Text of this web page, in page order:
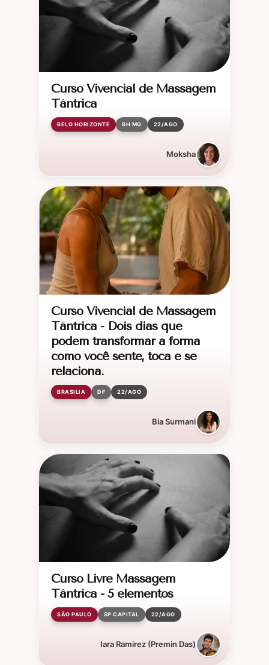
Curso Vivencial de Massagem
Tântrica
BELO HORIZONTE BH MG 22/AGO
Moksha
Curso Vivencial de Massagem
Tântrica - Dois dias que
podem transformar a forma
como você sente, toca e se
relaciona.
BRASILIA DF 22/AGO
Bia Surmani
Curso Livre Massagem
Tântrica - 5 elementos
SÃO PAULO SP CAPITAL 22/AGO
Iara Ramirez (Premin Das)